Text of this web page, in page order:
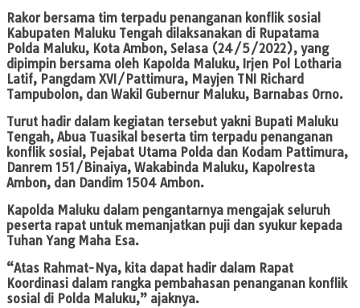
Rakor bersama tim terpadu penanganan konflik sosial
Kabupaten Maluku Tengah dilaksanakan di Rupatama
Polda Maluku, Kota Ambon, Selasa (24/5/2022), yang
dipimpin bersama oleh Kapolda Maluku, Irjen Pol Lotharia
Latif, Pangdam XVI/Pattimura, Mayjen TNI Richard
Tampubolon, dan Wakil Gubernur Maluku, Barnabas Orno.
Turut hadir dalam kegiatan tersebut yakni Bupati Maluku
Tengah, Abua Tuasikal beserta tim terpadu penanganan
konflik sosial, Pejabat Utama Polda dan Kodam Pattimura,
Danrem 151/Binaiya, Wakabinda Maluku, Kapolresta
Ambon, dan Dandim 1504 Ambon.
Kapolda Maluku dalam pengantarnya mengajak seluruh
peserta rapat untuk memanjatkan puji dan syukur kepada
Tuhan Yang Maha Esa.
“Atas Rahmat-Nya, kita dapat hadir dalam Rapat
Koordinasi dalam rangka pembahasan penanganan konflik
sosial di Polda Maluku,” ajaknya.